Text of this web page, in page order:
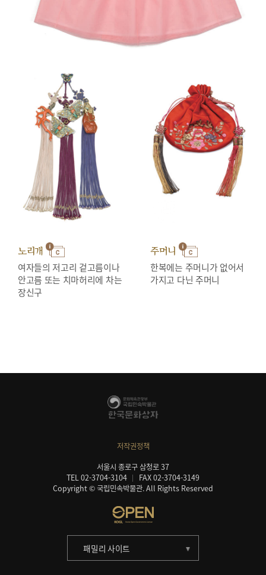
노리개
여자들의 저고리 겉고름이나
안고름 또는 치마허리에 차는
장신구
주머니
한복에는 주머니가 없어서
가지고 다닌 주머니
저작권정책
서울시 종로구 삼청로 37
TEL 02-3704-3104
FAX 02-3704-3149
Copyright © 국립민속박물관. All Rights Reserved
패밀리 사이트